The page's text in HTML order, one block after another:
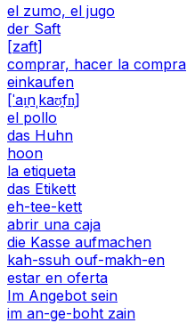
el zumo, el jugo
der Saft
[zaft]
comprar, hacer la compra
einkaufen
[ˈaɪ̯nˌkaʊ̯fn̩]
el pollo
das Huhn
hoon
la etiqueta
das Etikett
eh-tee-kett
abrir una caja
die Kasse aufmachen
kah-ssuh ouf-makh-en
estar en oferta
Im Angebot sein
im an-ge-boht zain